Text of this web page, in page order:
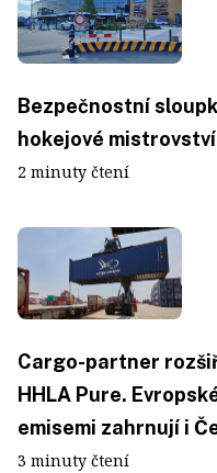
Bezpečnostní
hokejové mistrovství
2 minuty čtení
Cargo-partner
HHLA Pure.
emisemi zahrnují i
3 minuty čtení